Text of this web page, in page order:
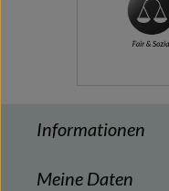
Informationen
Meine Daten